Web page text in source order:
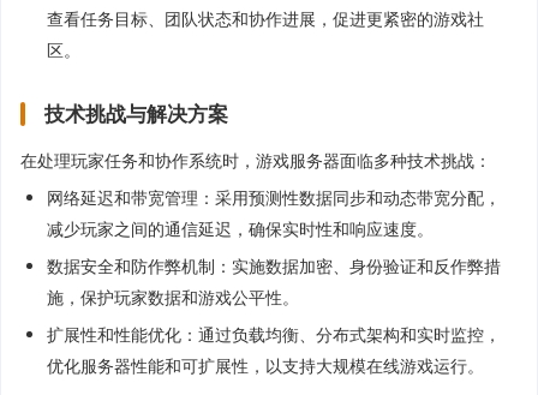
查看任务目标、团队状态和协作进展，促进更紧密的游戏社
区。
技术挑战与解决方案
在处理玩家任务和协作系统时，游戏服务器面临多种技术挑战：
网络延迟和带宽管理：采用预测性数据同步和动态带宽分配，
减少玩家之间的通信延迟，确保实时性和响应速度。
数据安全和防作弊机制：实施数据加密、身份验证和反作弊措
施，保护玩家数据和游戏公平性。
扩展性和性能优化：通过负载均衡、分布式架构和实时监控，
优化服务器性能和可扩展性，以支持大规模在线游戏运行。